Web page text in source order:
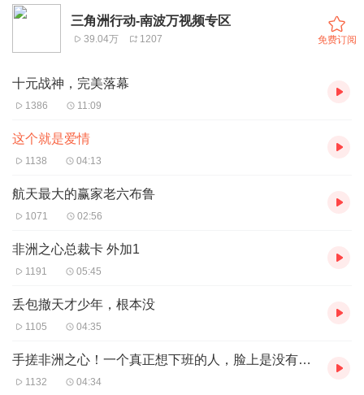
三角洲行动-南波万视频专区
39.04万 1207 免费订阅
十元战神，完美落幕
1386 11:09
这个就是爱情
1138 04:13
航天最大的赢家老六布鲁
1071 02:56
非洲之心总裁卡 外加1
1191 05:45
丢包撤天才少年，根本没
1105 04:35
手搓非洲之心！一个真正想下班的人，脸上是没有笑容的！！
1132 04:34